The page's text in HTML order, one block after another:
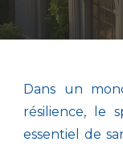
Dans un
résilience, le
essentiel de